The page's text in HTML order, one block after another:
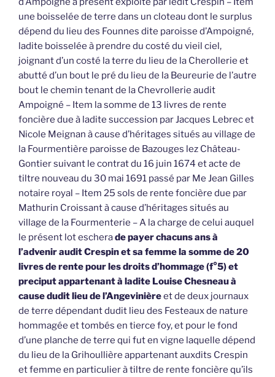
une boisselée de terre dans un cloteau dont le surplus
dépend du lieu des Founnes dite paroisse d’Ampoigné,
ladite boisselée à prendre du costé du vieil ciel,
joignant d’un costé la terre du lieu de la Cherollerie et
abutté d’un bout le pré du lieu de la Beureurie de l’autre
bout le chemin tenant de la Chevrollerie audit
Ampoigné – Item la somme de 13 livres de rente
foncière due à ladite succession par Jacques Lebrec et
Nicole Meignan à cause d’héritages situés au village de
la Fourmentière paroisse de Bazouges lez Château-
Gontier suivant le contrat du 16 juin 1674 et acte de
tiltre nouveau du 30 mai 1691 passé par Me Jean Gilles
notaire royal – Item 25 sols de rente foncière due par
Mathurin Croissant à cause d’héritages situés au
village de la Fourmenterie – A la charge de celui auquel
le présent lot escherade payer chacuns ans à
l’advenir audit Crespin et sa femme la somme de 20
livres de rente pour les droits d’hommage (f°5) et
preciput appartenant à ladite Louise Chesneau à
cause dudit lieu de l’Angevinièreet de deux journaux
de terre dépendant dudit lieu des Festeaux de nature
hommagée et tombés en tierce foy, et pour le fond
d’une planche de terre qui fut en vigne laquelle dépend
du lieu de la Grihoullière appartenant auxdits Crespin
et femme en particulier à tiltre de rente foncière qu’ils